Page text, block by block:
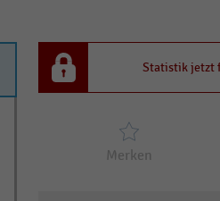
Statistik jetzt
Merken